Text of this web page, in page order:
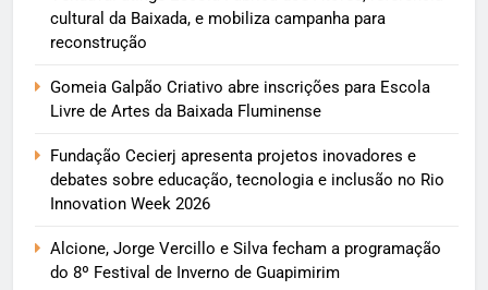
cultural da Baixada, e mobiliza campanha para
reconstrução
Gomeia Galpão Criativo abre inscrições para Escola
Livre de Artes da Baixada Fluminense
Fundação Cecierj apresenta projetos inovadores e
debates sobre educação, tecnologia e inclusão no Rio
Innovation Week 2026
Alcione, Jorge Vercillo e Silva fecham a programação
do 8º Festival de Inverno de Guapimirim